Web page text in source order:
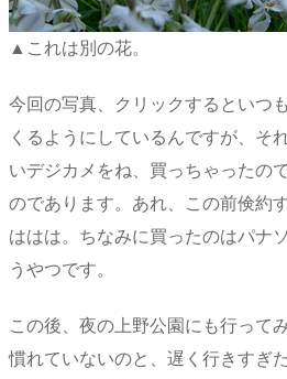
▲これは別の花。
今回の写真、クリックするといつ
くるようにしているんですが、そ
いデジカメをね、買っちゃったの
のであります。あれ、この前倹約
ははは。ちなみに買ったのはパナ
うやつです。
この後、夜の上野公園にも行って
慣れていないのと、遅く行きすぎ